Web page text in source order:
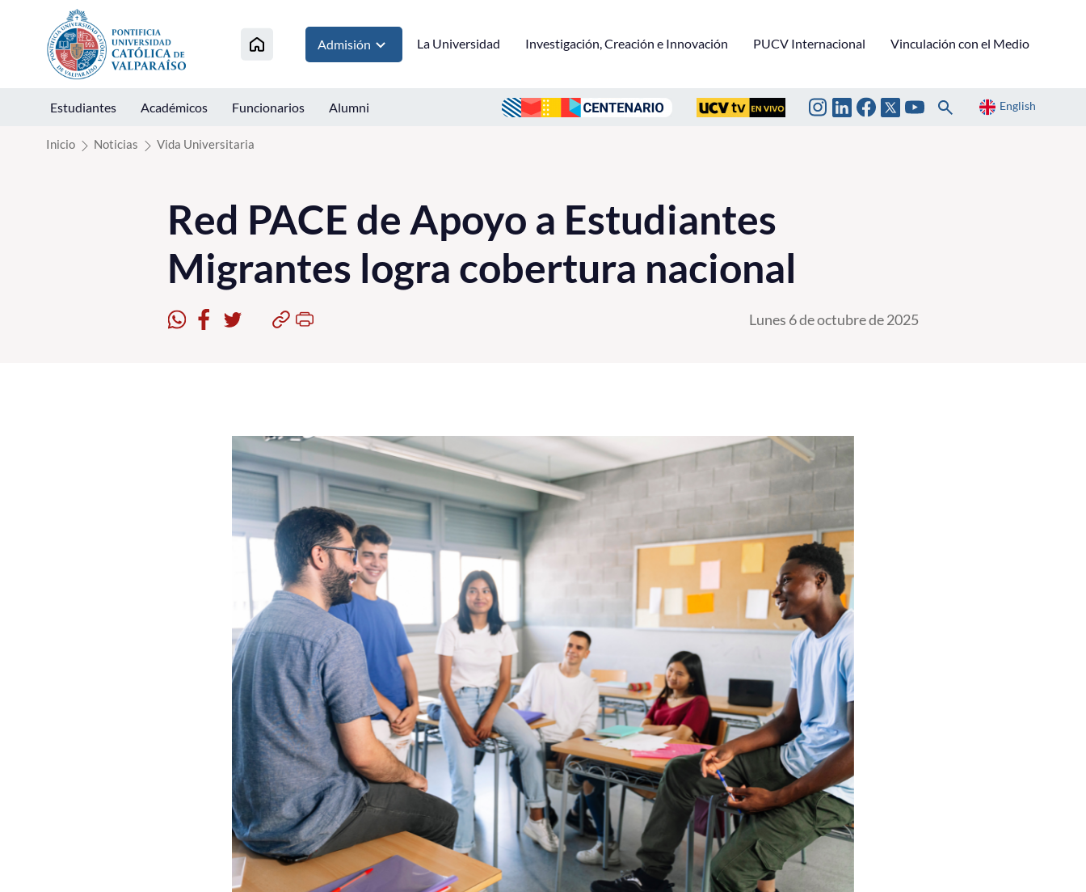
Click acá para ir directamente al contenido
Admisión La Universidad Investigación, Creación e Innovación PUCV Internacional Vinculación con el Medio
Estudiantes Académicos Funcionarios Alumni English
Inicio Noticias Vida Universitaria
Red PACE de Apoyo a Estudiantes
Migrantes logra cobertura nacional
Lunes 6 de octubre de 2025